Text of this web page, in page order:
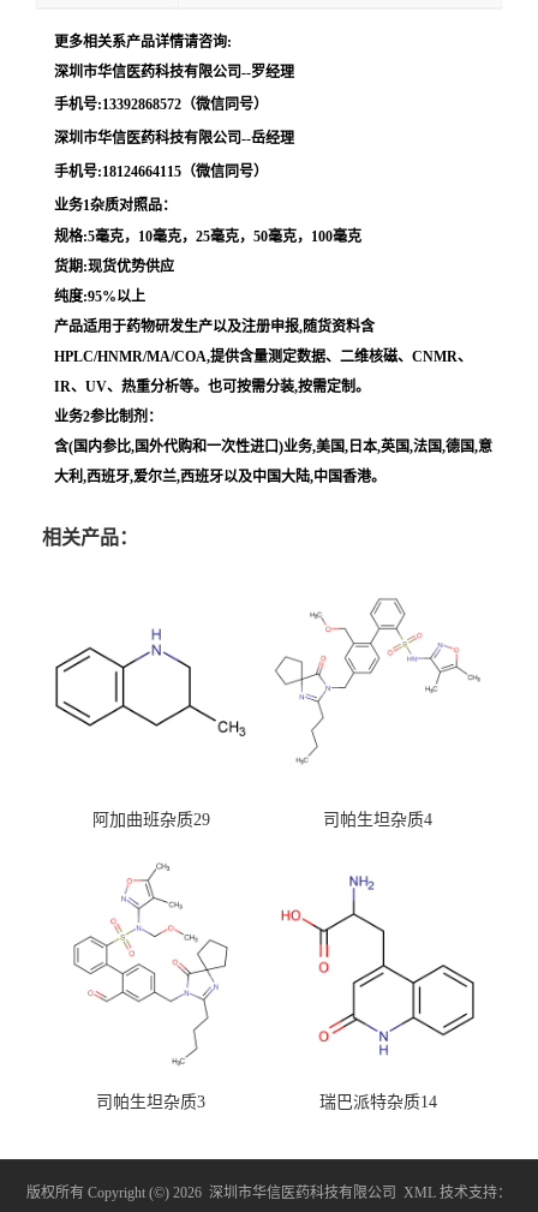
更多相关系产品详情请咨询:
深圳市华信医药科技有限公司--罗经理
手机号:13392868572（微信同号）
深圳市华信医药科技有限公司--岳经理
手机号:18124664115（微信同号）
业务1杂质对照品：
规格:5毫克，10毫克，25毫克，50毫克，100毫克
货期:现货优势供应
纯度:95%以上
产品适用于药物研发生产以及注册申报,随货资料含
HPLC/HNMR/MA/COA,提供含量测定数据、二维核磁、CNMR、
IR、UV、热重分析等。也可按需分装,按需定制。
业务2参比制剂：
含(国内参比,国外代购和一次性进口)业务,美国,日本,英国,法国,德国,意
大利,西班牙,爱尔兰,西班牙以及中国大陆,中国香港。
相关产品：
阿加曲班杂质29 司帕生坦杂质4
司帕生坦杂质3 瑞巴派特杂质14
版权所有 Copyright (©) 2026 深圳市华信医药科技有限公司 XML 技术支持：